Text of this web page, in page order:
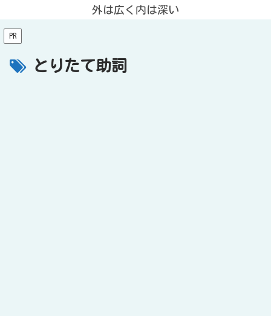
外は広く内は深い
PR
とりたて助詞